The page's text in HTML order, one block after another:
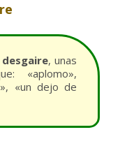
, unas
«aplomo»,
«un dejo de